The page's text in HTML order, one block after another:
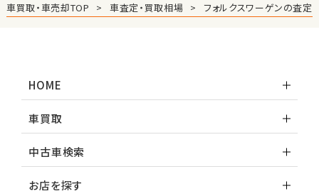
車買取・車売却TOP 車査定・買取相場 フォルクスワーゲンの査定
HOME
車買取
中古車検索
お店を探す